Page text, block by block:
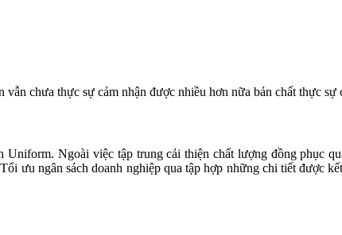
chưa thực sự cảm nhận được nhiều hơn nữa bản chất thực sự
Uniform. Ngoài việc tập trung cải thiện chất lượng đồng phục
ưu ngân sách doanh nghiệp qua tập hợp những chi tiết được